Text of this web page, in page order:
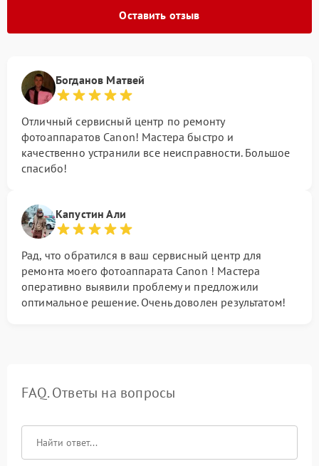
Оставить отзыв
Богданов Матвей
Отличный сервисный центр по ремонту
фотоаппаратов Canon! Мастера быстро и
качественно устранили все неисправности. Большое
спасибо!
Капустин Али
Рад, что обратился в ваш сервисный центр для
ремонта моего фотоаппарата Canon ! Мастера
оперативно выявили проблему и предложили
оптимальное решение. Очень доволен результатом!
FAQ. Ответы на вопросы